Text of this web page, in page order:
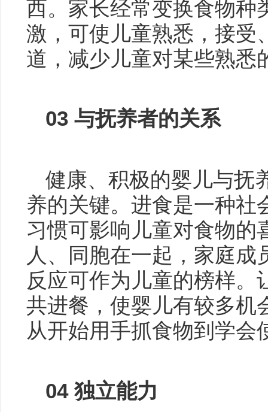
西。家长经常变换食物种
激，可使儿童熟悉，接受
道，减少儿童对某些熟悉
03与抚养者的关系
健康、积极的婴儿与抚
养的关键。进食是一种社
习惯可影响儿童对食物的
人、同胞在一起，家庭
反应可作为儿童的榜样。
共进餐，使婴儿有较多机
从开始用手抓食物到学会
04独立能力